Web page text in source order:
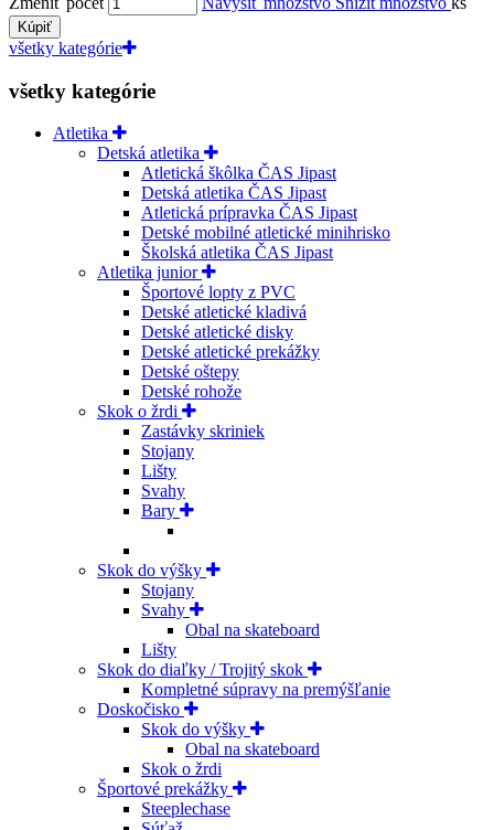
Kúpiť
všetky kategórie
všetky kategórie
Atletika
Detská atletika
Atletická škôlka ČAS Jipast
Detská atletika ČAS Jipast
Atletická prípravka ČAS Jipast
Detské mobilné atletické minihrisko
Školská atletika ČAS Jipast
Atletika junior
Športové lopty z PVC
Detské atletické kladivá
Detské atletické disky
Detské atletické prekážky
Detské oštepy
Detské rohože
Skok o žrdi
Zastávky skriniek
Stojany
Lišty
Svahy
Bary
Skok do výšky
Stojany
Svahy
Obal na skateboard
Lišty
Skok do diaľky / Trojitý skok
Kompletné súpravy na premýšľanie
Doskočisko
Skok do výšky
Obal na skateboard
Skok o žrdi
Športové prekážky
Steeplechase